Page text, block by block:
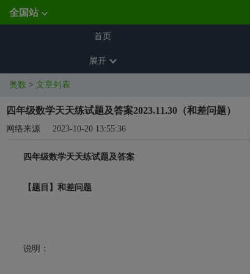
全国站
首页
展开
奥数 > 文章列表
四年级数学天天练试题及答案2023.11.30（和差问题）
网络来源 2023-10-20 13:55:36
四年级数学天天练试题及答案
【题目】和差问题
说明：